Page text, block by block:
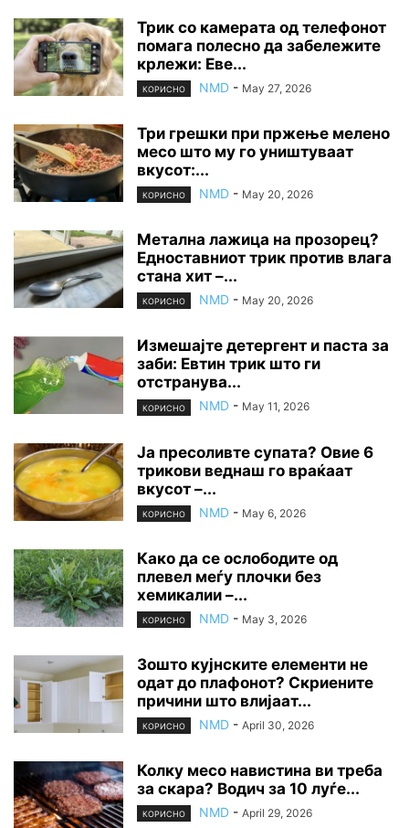
Трик со камерата од телефонот
помага полесно да забележите
крлежи: Еве...
КОРИСНО NMD - May 27, 2026
Три грешки при пржење мелено
месо што му го уништуваат
вкусот:...
КОРИСНО NMD - May 20, 2026
Метална лажица на прозорец?
Едноставниот трик против влага
стана хит –...
КОРИСНО NMD - May 20, 2026
Измешајте детергент и паста за
заби: Евтин трик што ги
отстранува...
КОРИСНО NMD - May 11, 2026
Ја пресоливте супата? Овие 6
трикови веднаш го враќаат
вкусот –...
КОРИСНО NMD - May 6, 2026
Како да се ослободите од
плевел меѓу плочки без
хемикалии –...
КОРИСНО NMD - May 3, 2026
Зошто кујнските елементи не
одат до плафонот? Скриените
причини што влијаат...
КОРИСНО NMD - April 30, 2026
Колку месо навистина ви треба
за скара? Водич за 10 луѓе...
КОРИСНО NMD - April 29, 2026